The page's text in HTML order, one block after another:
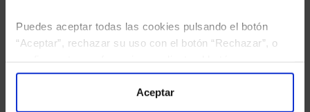
Puedes aceptar todas las cookies pulsando el botón
“Aceptar”, rechazar su uso con el botón “Rechazar”, o
“Configuración”. Consulta nuestraPolítica
para más información.
Aceptar